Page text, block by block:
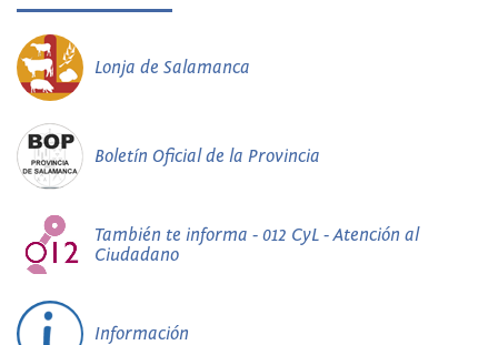
Lonja de Salamanca
Boletín Oficial de la Provincia
También te informa - 012 CyL - Atención al
Ciudadano
Información